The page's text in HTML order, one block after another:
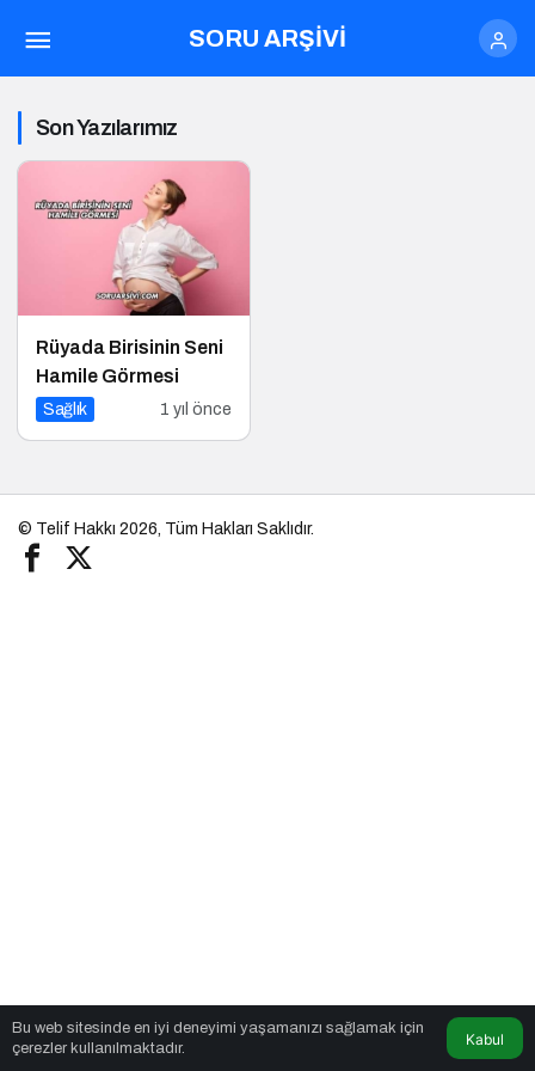
SORU ARŞİVİ
Son Yazılarımız
Rüyada Birisinin Seni
Hamile Görmesi
Sağlık 1 yıl önce
Bu web sitesinde en iyi deneyimi yaşamanızı sağlamak için
çerezler kullanılmaktadır.
Kabul
© Telif Hakkı 2026, Tüm Hakları Saklıdır.